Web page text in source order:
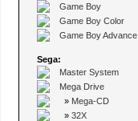
Game Boy
Game Boy Color
Game Boy Advance
Sega:
Master System
Mega Drive
» Mega-CD
» 32X